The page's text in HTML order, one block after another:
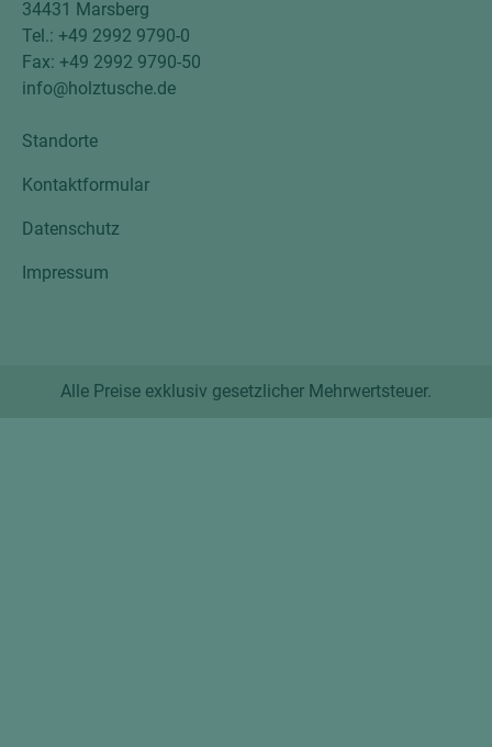
34431 Marsberg
Tel.: +49 2992 9790-0
Fax: +49 2992 9790-50
info@holztusche.de
Standorte
Kontaktformular
Datenschutz
Impressum
Alle Preise exklusiv gesetzlicher Mehrwertsteuer.